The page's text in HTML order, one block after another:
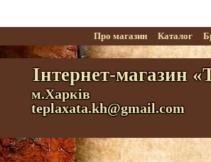
Про магазин Каталог
Інтернет-магазин
м.Харків
teplaxata.kh@gmail.com